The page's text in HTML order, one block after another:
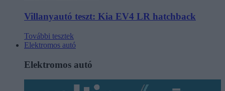
Villanyautó teszt: Kia EV4 LR hatchback
További tesztek
Elektromos autó
Elektromos autó